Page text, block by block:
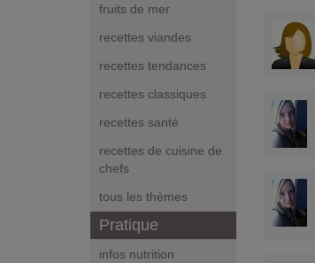
fruits de mer
recettes viandes
recettes tendances
recettes classiques
recettes santé
recettes de cuisine de
chefs
tous les thèmes
Pratique
infos nutrition